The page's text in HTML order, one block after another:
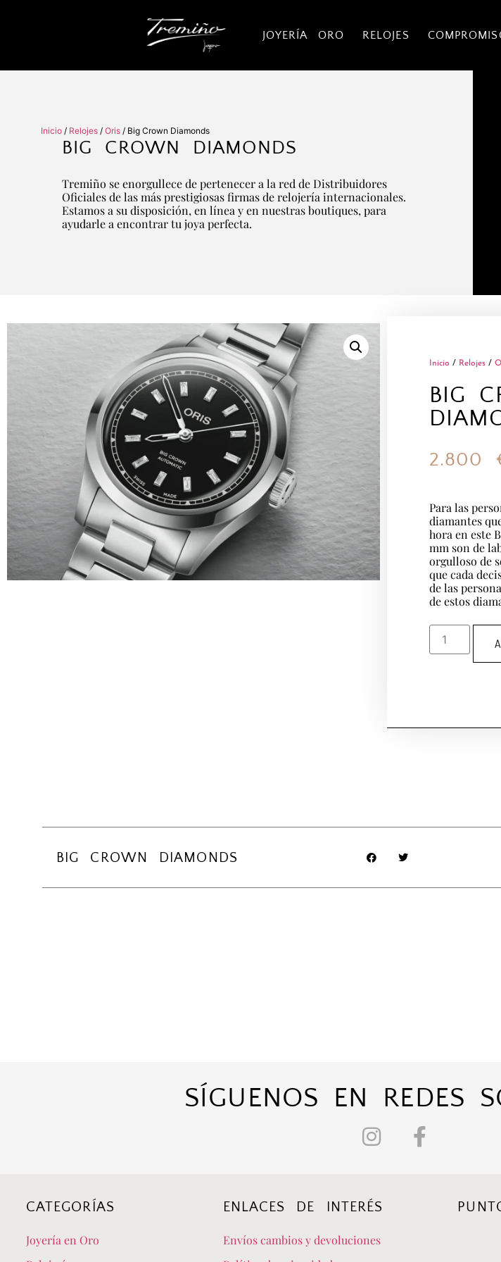
JOYERÍA ORO RELOJES
Inicio / Relojes / Oris / Big Crown Diamonds
BIG CROWN DIAMONDS
Tremiño se enorgullece de pertenecer a la red de Distribuidores
Oficiales de las más prestigiosas firmas de relojería internacionales.
Estamos a su disposición, en línea y en nuestras boutiques, para
ayudarle a encontrar tu joya perfecta.
Inicio / Relojes /
BIG
2.800
Para las
diamantes
hora en este
mm son de
orgulloso de
que cada
de las
de estos
BIG CROWN DIAMONDS
SÍGUENOS EN REDES
CATEGORÍAS
Joyería en Oro
ENLACES DE INTERÉS
Envíos cambios y devoluciones